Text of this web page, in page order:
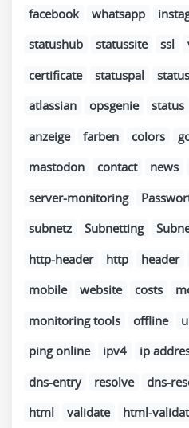
facebook
whatsapp
statushub
statussite ssl
certificate
statuspal
atlassian
opsgenie status
anzeige
farben colors
mastodon
contact news
server-monitoring
subnetz
Subnetting
http-header
http header
mobile
website costs
monitoring tools
offline
ping online
ipv4 ip
dns-entry
resolve dns-
html
validate html-